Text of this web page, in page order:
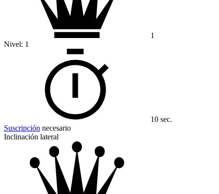
1
Nivel: 1
10 sec.
Suscripción necesario
Inclinación lateral